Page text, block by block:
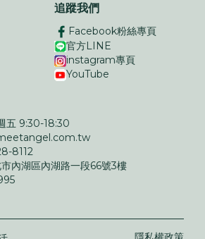
五 9:30-18:30
8112
市內湖區內湖路一段66號3樓
追蹤我們
Facebook粉絲專頁
官方LINE
instagram專頁
YouTube